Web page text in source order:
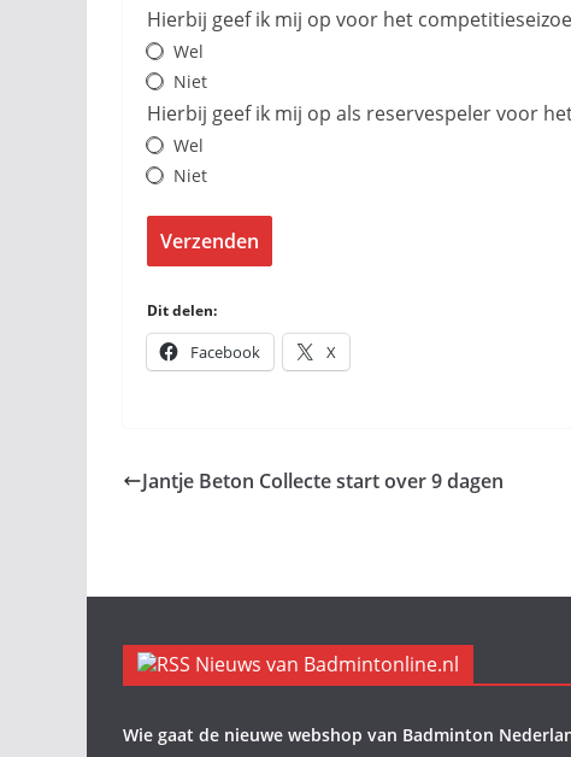
Hierbij geef ik mij op voor het
Wel
Niet
Hierbij geef ik mij op als reservespeler voor
Wel
Niet
Verzenden
Dit delen:
Facebook X
Jantje Beton Collecte start over 9 dagen
Nieuws van Badmintonline.nl
Wie gaat de nieuwe webshop van Badminton